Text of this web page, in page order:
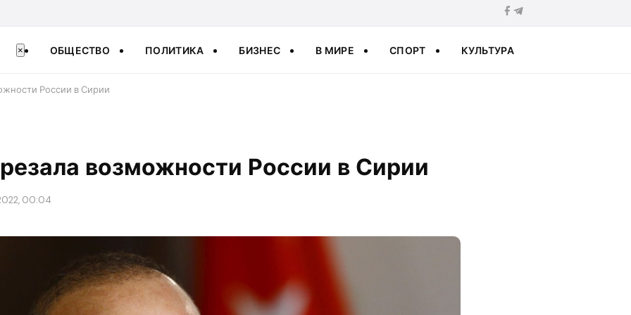
× ОБЩЕСТВО ПОЛИТИКА БИЗНЕС В МИРЕ СПОРТ КУЛЬТУРА
России в Сирии
возможности России в Сирии
00:04